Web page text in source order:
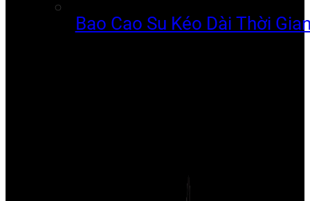
Bao Cao Su Kéo Dài Thời